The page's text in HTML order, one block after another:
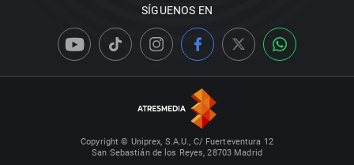
SÍGUENOS EN
Copyright © Uniprex, S.A.U., C/ Fuerteventura 12
San Sebastián de los Reyes, 28703 Madrid